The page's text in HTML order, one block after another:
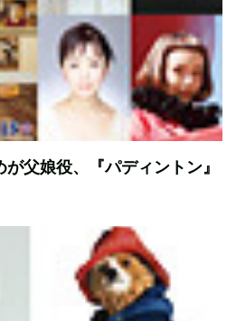
父娘役、『パディントン』